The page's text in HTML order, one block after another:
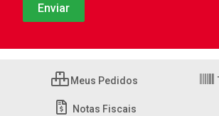
Meus Pedidos
Notas Fiscais